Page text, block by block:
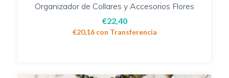
Organizador de Collares y Accesorios Flores
€22,40
€20,16 con Transferencia